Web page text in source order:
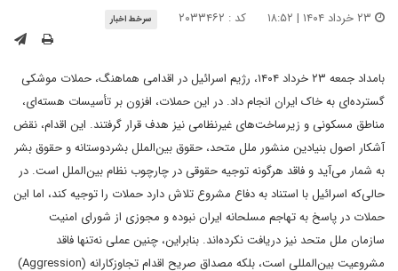
کد : ۲۰۳۳۴۶۲ سرخط اخبار
بامداد جمعه ۲۳ خرداد ۱۴۰۴، رژیم اسرائیل در اقدامی هماهنگ، حملات موشکی
گسترده‌ای به خاک ایران انجام داد. در این حملات، افزون بر تأسیسات هسته‌ای،
مناطق مسکونی و زیرساخت‌های غیرنظامی نیز هدف قرار گرفتند. این اقدام، نقض
آشکار اصول بنیادین منشور ملل متحد، حقوق بین‌الملل بشردوستانه و حقوق بشر
به شمار می‌آید و فاقد هرگونه توجیه حقوقی در چارچوب نظام بین‌الملل است. در
حالی‌که اسرائیل با استناد به دفاع مشروع تلاش دارد حملات را توجیه کند، اما این
حملات در پاسخ به تهاجم مسلحانه ایران نبوده و مجوزی از شورای امنیت
سازمان ملل متحد نیز دریافت نکرده‌اند. بنابراین، چنین عملی نه‌تنها فاقد
مشروعیت بین‌المللی است، بلکه مصداق صریح اقدام تجاوزکارانه (Aggression)